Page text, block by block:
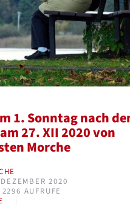
1. Sonntag nach
27. XII 2020 von
Morche
2020
2296 AUFRUFE